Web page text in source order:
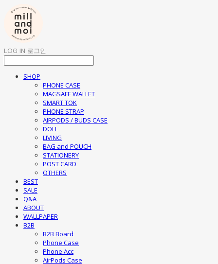
LOG IN 로그인
SHOP
PHONE CASE
MAGSAFE WALLET
SMART TOK
PHONE STRAP
AIRPODS / BUDS CASE
DOLL
LIVING
BAG and POUCH
STATIONERY
POST CARD
OTHERS
BEST
SALE
Q&A
ABOUT
WALLPAPER
B2B
B2B Board
Phone Case
Phone Acc
AirPods Case